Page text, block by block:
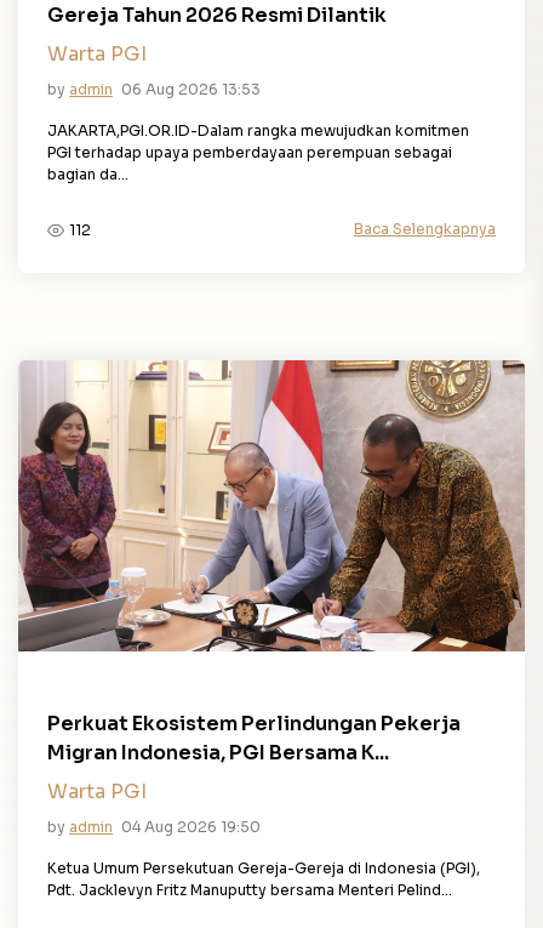
Gereja Tahun 2026 Resmi Dilantik
Warta PGI
by admin 06 Aug 2026 13:53
JAKARTA,PGI.OR.ID-Dalam rangka mewujudkan komitmen
PGI terhadap upaya pemberdayaan perempuan sebagai
bagian da...
112 Baca Selengkapnya
Perkuat Ekosistem Perlindungan Pekerja
Migran Indonesia, PGI Bersama K...
Warta PGI
by admin 04 Aug 2026 19:50
Ketua Umum Persekutuan Gereja-Gereja di Indonesia (PGI),
Pdt. Jacklevyn Fritz Manuputty bersama Menteri Pelind...